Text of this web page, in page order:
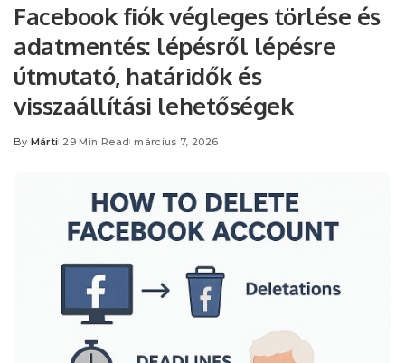
Facebook fiók végleges törlése és
adatmentés: lépésről lépésre
útmutató, határidők és
visszaállítási lehetőségek
Posted
By Márti 29 Min Read március 7, 2026